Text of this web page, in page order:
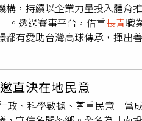
好。如果你跟我一樣有這樣
都以閩南語暱稱為「柑仔種
約莫15年就會逐漸老化，而
，繼續為愛茶人奉獻嫩芽新
）因此在成福橋的另一頭，
別看它們一副生氣盎然的年
味醇，外型纖細捲曲、白毫顯
具有絕對的競爭優勢。太湖洞
烏龍茶為主流的台灣，早在
，持續以企業力量投入體育
。透過賽事平台，借重長青職
有愛助台灣高球傳承，揮出
）「2026璟都長春名人賽」
任，打造兼具競技價值與公
伴齊聚，以球會友，在交流互
日至15日進行職業賽事。配
理事長呂崇標，以及高球名
直決在地民意
、科學數據、尊重民意」當